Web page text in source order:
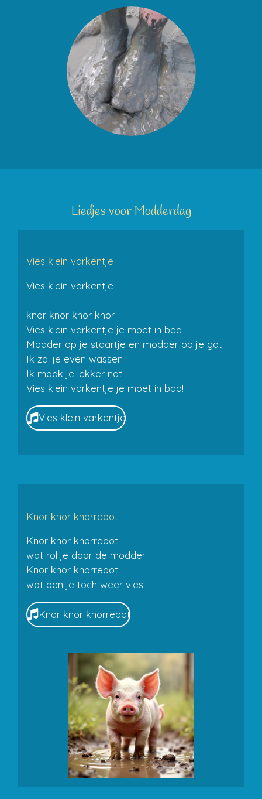
Liedjes voor Modderdag
Vies klein varkentje
Vies klein varkentje
knor knor knor knor
Vies klein varkentje je moet in bad
Modder op je staartje en modder op je gat
Ik zal je even wassen
Ik maak je lekker nat
Vies klein varkentje je moet in bad!
Vies klein varkentje
Knor knor knorrepot
Knor knor knorrepot
wat rol je door de modder
Knor knor knorrepot
wat ben je toch weer vies!
Knor knor knorrepot